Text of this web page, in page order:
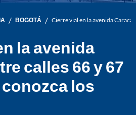
/ BOGOTÁ / Cierre vial en la avenida
la avenida
calles 66 y 67
los